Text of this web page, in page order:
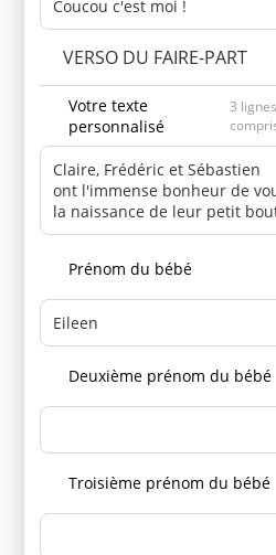
VERSO DU FAIRE-PART
Votre texte
personnalisé
3
Prénom du bébé
Deuxième prénom du bébé
Troisième prénom du bébé